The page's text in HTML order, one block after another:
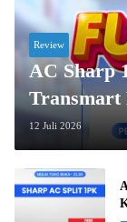
Review
AC Sharp
Transmart
12 Juli 2026